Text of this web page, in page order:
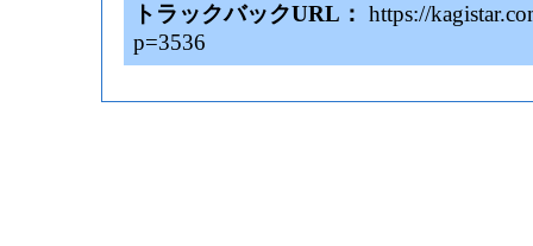
トラックバックURL： https://
p=3536